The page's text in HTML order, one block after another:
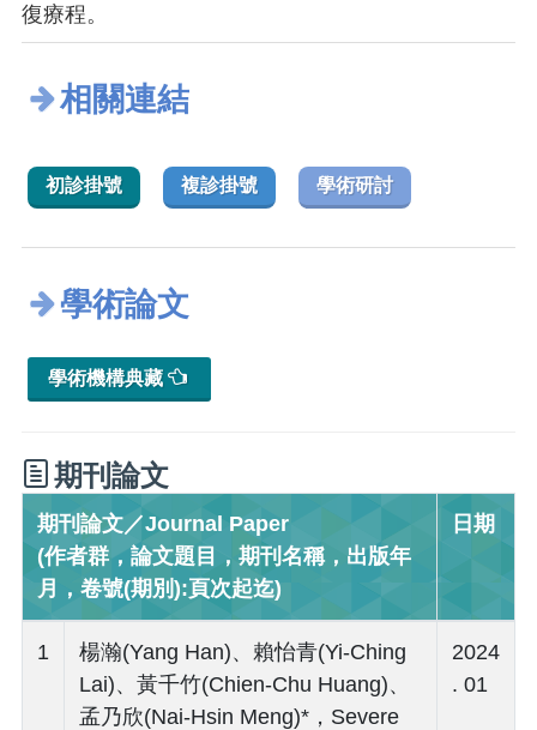
復療程。
相關連結
初診掛號 複診掛號 學術研討
學術論文
學術機構典藏
期刊論文
期刊論文／Journal Paper
(作者群，論文題目，期刊名稱，出版年
月，卷號(期別):頁次起迄)
日期
1
楊瀚(Yang Han)、賴怡青(Yi-Ching
Lai)、黃千竹(Chien-Chu Huang)、
孟乃欣(Nai-Hsin Meng)*，Severe
2024
. 01